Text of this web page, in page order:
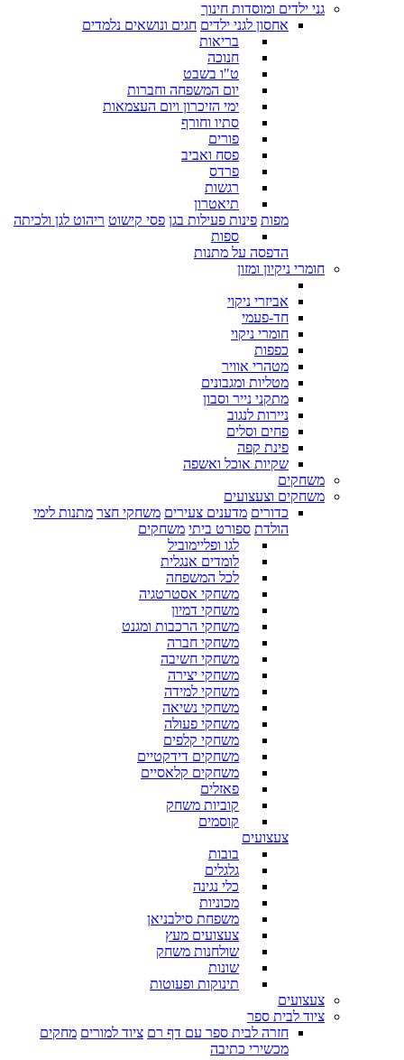
גני ילדים ומוסדות חינוך
אחסון לגני ילדים חגים ונושאים נלמדים
בריאות
חנוכה
ט"ו בשבט
יום המשפחה וחברות
ימי הזיכרון ויום העצמאות
סתיו וחורף
פורים
פסח ואביב
פרדס
רגשות
תיאטרון
מפות פינות פעילות בגן פסי קישוט ריהוט לגן ולכיתה
ספות
הדפסה על מתנות
חומרי ניקיון ומזון
אביזרי ניקוי
חד-פעמי
חומרי ניקוי
כפפות
מטהרי אוויר
מטליות ומגבונים
מתקני נייר וסבון
ניירות לנגוב
פחים וסלים
פינת קפה
שקיות אוכל ואשפה
משחקים
משחקים וצעצועים
כדורים מדענים צעירים משחקי חצר מתנות לימי
הולדת ספורט ביתי משחקים
לגו ופליימוביל
לומדים אנגלית
לכל המשפחה
משחקי אסטרטגיה
משחקי דמיון
משחקי הרכבות ומגנט
משחקי חברה
משחקי חשיבה
משחקי יצירה
משחקי למידה
משחקי נשיאה
משחקי פעולה
משחקי קלפים
משחקים דידקטיים
משחקים קלאסיים
פאזלים
קוביות משחק
קוסמים
צעצועים
בובות
גלגלים
כלי נגינה
מכוניות
משפחת סילבניאן
צעצועים מעץ
שולחנות משחק
שונות
תינוקות ופעוטות
צעצועים
ציוד לבית ספר
חזרה לבית ספר עם דף רם ציוד למורים מחקים
מכשירי כתיבה